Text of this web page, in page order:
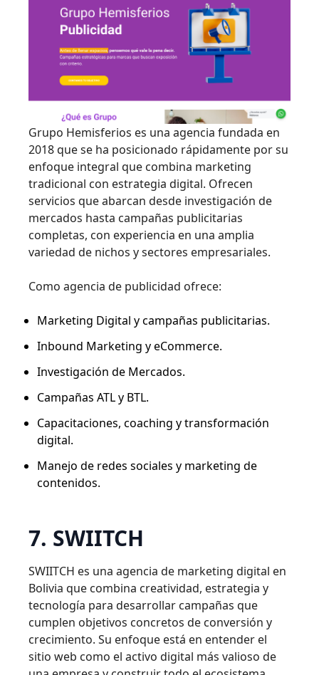
Grupo Hemisferios es una agencia fundada en
2018 que se ha posicionado rápidamente por su
enfoque integral que combina marketing
tradicional con estrategia digital. Ofrecen
servicios que abarcan desde investigación de
mercados hasta campañas publicitarias
completas, con experiencia en una amplia
variedad de nichos y sectores empresariales.
Como agencia de publicidad ofrece:
Marketing Digital y campañas publicitarias.
Inbound Marketing y eCommerce.
Investigación de Mercados.
Campañas ATL y BTL.
Capacitaciones, coaching y transformación
digital.
Manejo de redes sociales y marketing de
contenidos.
7. SWIITCH
SWIITCH es una agencia de marketing digital en
Bolivia que combina creatividad, estrategia y
tecnología para desarrollar campañas que
cumplen objetivos concretos de conversión y
crecimiento. Su enfoque está en entender el
sitio web como el activo digital más valioso de